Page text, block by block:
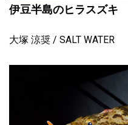
伊豆半島のヒラスズキ
大塚 涼奨 SALT WATER